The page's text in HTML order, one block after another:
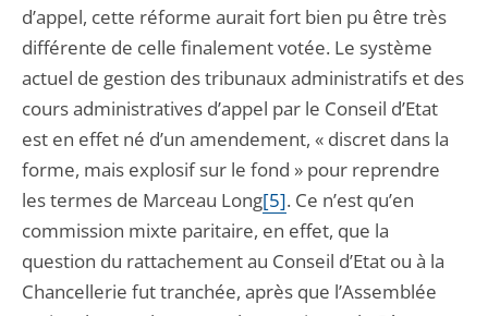
d’appel, cette réforme aurait fort bien pu être très
différente de celle finalement votée. Le système
actuel de gestion des tribunaux administratifs et des
cours administratives d’appel par le Conseil d’Etat
est en effet né d’un amendement, « discret dans la
forme, mais explosif sur le fond » pour reprendre
les termes de Marceau Long[5]. Ce n’est qu’en
commission mixte paritaire, en effet, que la
question du rattachement au Conseil d’Etat ou à la
Chancellerie fut tranchée, après que l’Assemblée